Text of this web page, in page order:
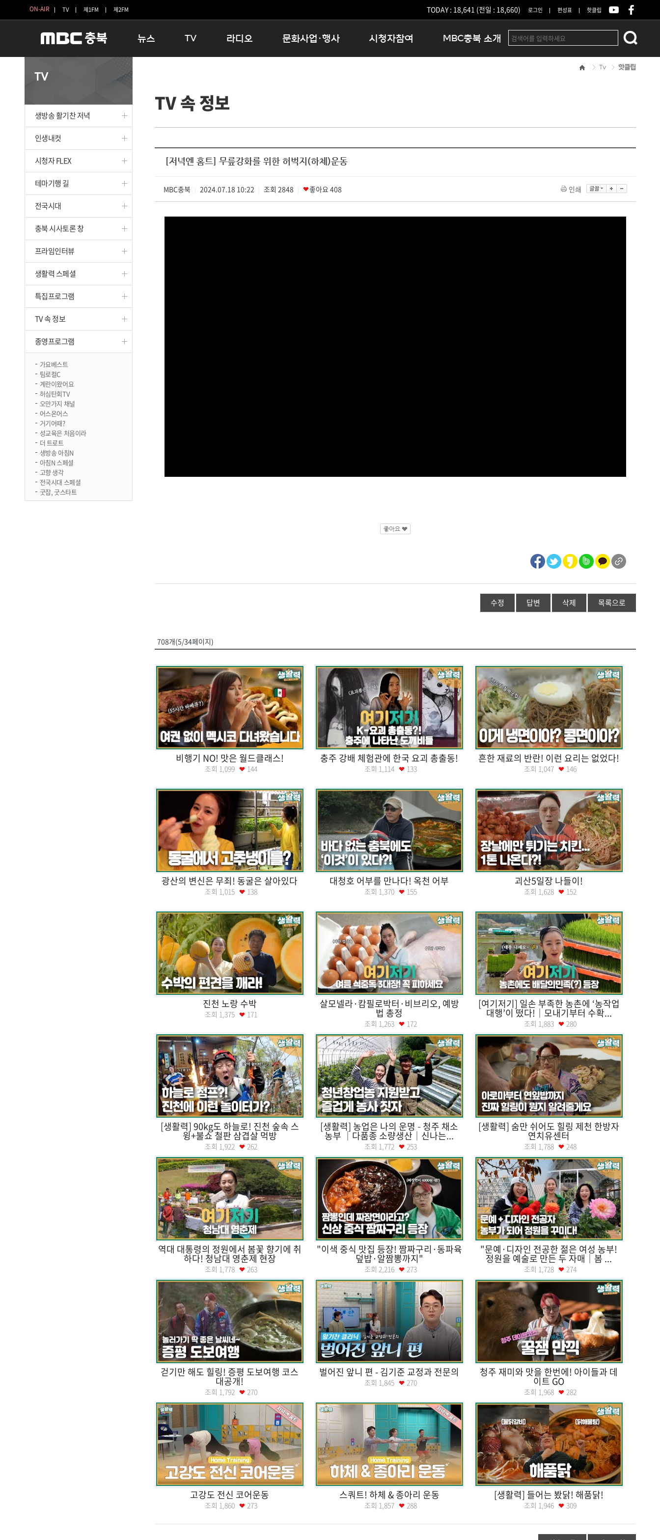
ON-AIR TV 제1FM 제2FM TODAY : 18,641 (전일 : 18,660) 로그인 편성표 핫클립
뉴스
보은
옥천
TV
인생내컷
테마기행 길
시청자 FLEX
특집프로그램
종영프로그램
라디오
16:00 완벽한 하루
우리 고향, 부탁해!
문화사업·행사
충청북도 음식문화페스타
청원생명쌀 대청호마라톤
로컬 콘텐츠 Hub
문화행사 아카이빙
시청자참여 MBC충북 소개
오시는길
TV
생방송 활기찬 저녁
인생내컷
시청자 FLEX
테마기행 길
전국시대
충북 시사토론 창
프라임인터뷰
생활력 스페셜
특집프로그램
TV 속 정보
종영프로그램
가요베스트
팀로컬C
계란이왔어요
허심탄회TV
오만가지 채널
어스온어스
거기어때?
성교육은 처음이라
더 트로트
생방송 아침N
아침N 스페셜
고향 생각
전국시대 스페셜
굿잡, 굿스타트
Tv 핫클립
TV 속 정보
[저녁엔 홈트] 무릎강화를 위한 허벅지(하체)운동
MBC충북 2024.07.18 10:22 조회 2848 좋아요408 인쇄
수정 답변 삭제 목록으로
708개(5/34페이지)
비행기 NO! 맛은 월드클래스!
조회 1,099 144
충주 강배 체험관에 한국 요괴 총출동!
조회 1,114 133
흔한 재료의 반란! 이런 요리는 없었다!
조회 1,047 146
광산의 변신은 무죄! 동굴은 살아있다
조회 1,015 138
대청호 어부를 만나다! 옥천 어부
조회 1,370 155
괴산5일장 나들이!
조회 1,628 152
진천 노랑 수박
조회 1,375 171
살모넬라·캄필로박터·비브리오, 예방
법 총정
조회 1,263 172
[여기저기] 일손 부족한 농촌에 ‘농작업
대행’이 떴다!｜모내기부터 수확...
조회 1,883 280
[생활력] 90kg도 하늘로! 진천 숲속 스
윙+불쇼 철판 삼겹살 먹방
조회 1,922 262
[생활력] 농업은 나의 운명 – 청주 채소
농부 ｜다품종 소량생산｜신나는...
조회 1,772 253
[생활력] 숨만 쉬어도 힐링 제천 한방자
연치유센터
조회 1,788 248
역대 대통령의 정원에서 봄꽃 향기에 취
하다! 청남대 영춘제 현장
조회 1,778 263
"이색 중식 맛집 등장! 짬짜구리·동파육
덮밥·알짬뽕까지"
조회 2,216 273
"문예·디자인 전공한 젊은 여성 농부!
정원을 예술로 만든 두 자매｜봄 ...
조회 1,728 274
걷기만 해도 힐링! 증평 도보여행 코스
대공개!
조회 1,792 270
벌어진 앞니 편 - 김기준 교정과 전문의
조회 1,845 270
청주 재미와 맛을 한번에! 아이들과 데
이트 GO
조회 1,968 282
고강도 전신 코어운동
조회 1,860 273
스쿼트! 하체 & 종아리 운동
조회 1,857 288
[생활력] 들어는 봤닭! 해품닭!
조회 1,946 309